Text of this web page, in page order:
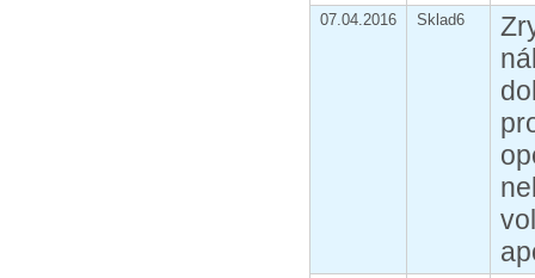
07.04.2016 Sklad6